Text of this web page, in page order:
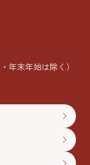
年末年始は除く）